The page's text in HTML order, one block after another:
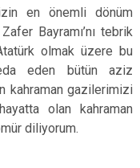
en önemli dönüm
Bayramı’nı tebrik
olmak üzere bu
eden bütün aziz
kahraman gazilerimizi
olan kahraman
diliyorum.